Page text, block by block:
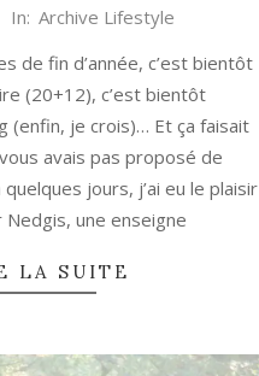
In: Archive Lifestyle
de fin d’année, c’est bientôt
(20+12), c’est bientôt
(enfin, je crois)… Et ça faisait
avais pas proposé de
jours, j’ai eu le plaisir
une enseigne
LA SUITE